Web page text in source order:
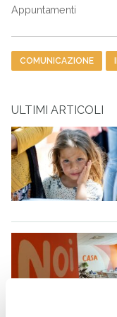
Appuntamenti
Tag
COMUNICAZIONE
ULTIMI ARTICOLI